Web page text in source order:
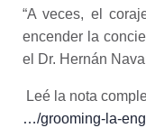
“A veces, el
encender la
el Dr. Hernán
Leé la nota
…/grooming-la-